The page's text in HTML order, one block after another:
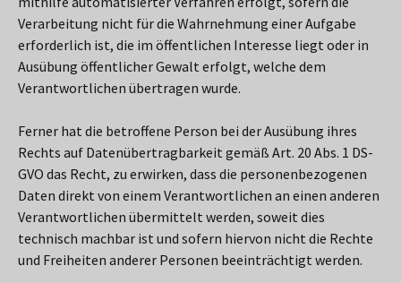
Verarbeitung nicht für die Wahrnehmung einer Aufgabe
erforderlich ist, die im öffentlichen Interesse liegt oder in
Ausübung öffentlicher Gewalt erfolgt, welche dem
Verantwortlichen übertragen wurde.
Ferner hat die betroffene Person bei der Ausübung ihres
Rechts auf Datenübertragbarkeit gemäß Art. 20 Abs. 1 DS-
GVO das Recht, zu erwirken, dass die personenbezogenen
Daten direkt von einem Verantwortlichen an einen anderen
Verantwortlichen übermittelt werden, soweit dies
technisch machbar ist und sofern hiervon nicht die Rechte
und Freiheiten anderer Personen beeinträchtigt werden.